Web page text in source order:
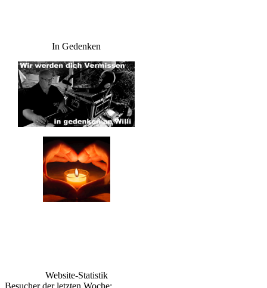
In Gedenken
Website-Statistik
Besucher der letzten Woche: